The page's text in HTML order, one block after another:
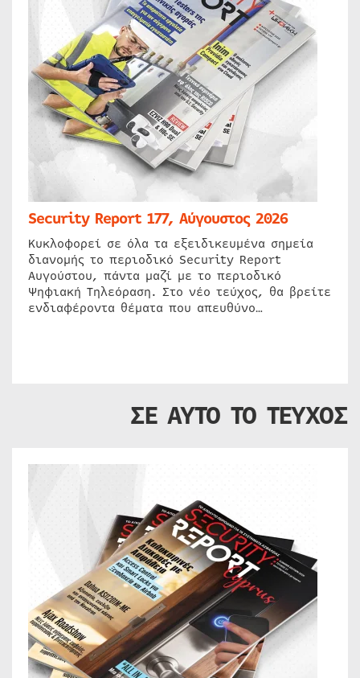
Security Report 177, Αύγουστος 2026
Κυκλοφορεί σε όλα τα εξειδικευμένα σημεία
διανομής το περιοδικό Security Report
Αυγούστου, πάντα μαζί με το περιοδικό
Ψηφιακή Τηλεόραση. Στο νέο τεύχος, θα βρείτε
ενδιαφέροντα θέματα που απευθύνο…
ΣΕ ΑΥΤΟ ΤΟ ΤΕΥΧΟΣ